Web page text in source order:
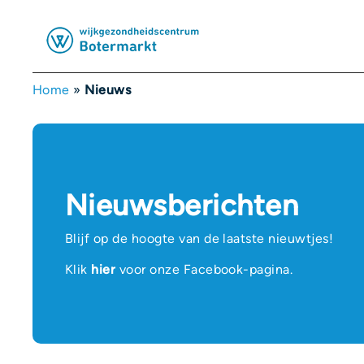
Home » Nieuws
Nieuwsberichten
Blijf op de hoogte van de laatste nieuwtjes!
Klik hier voor onze Facebook-pagina.